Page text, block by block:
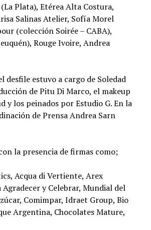
Plata), Etérea Alta Costura,
Salinas Atelier, Sofía Morel
(colección Soirée – CABA),
Rouge Ivoire, Andrea
desfile estuvo a cargo de Soledad
de Pitu Di Marco, el makeup
y los peinados por Estudio G. En la
de Prensa Andrea Sarn
la presencia de firmas como;
Acqua di Vertiente, Arex
Agradecer y Celebrar, Mundial del
Comimpar, Idraet Group, Bio
Argentina, Chocolates Mature,